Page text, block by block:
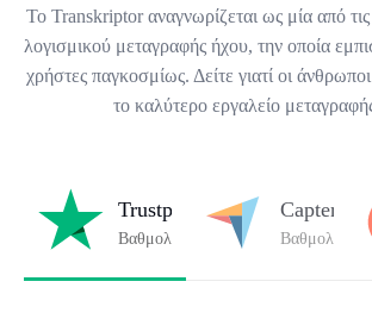
Το Transkriptor αναγνωρίζεται ως μία από
λογισμικού μεταγραφής ήχου, την οποία
χρήστες παγκοσμίως. Δείτε γιατί οι
το καλύτερο εργαλείο
Trustpilot
Βαθμολογήθηκε 4.8/5 στο Trustpilot
Capterra